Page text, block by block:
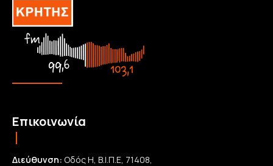
Επικοινωνία
Διεύθυνση: Οδός Η, Β.Ι.Π.Ε, 71408,